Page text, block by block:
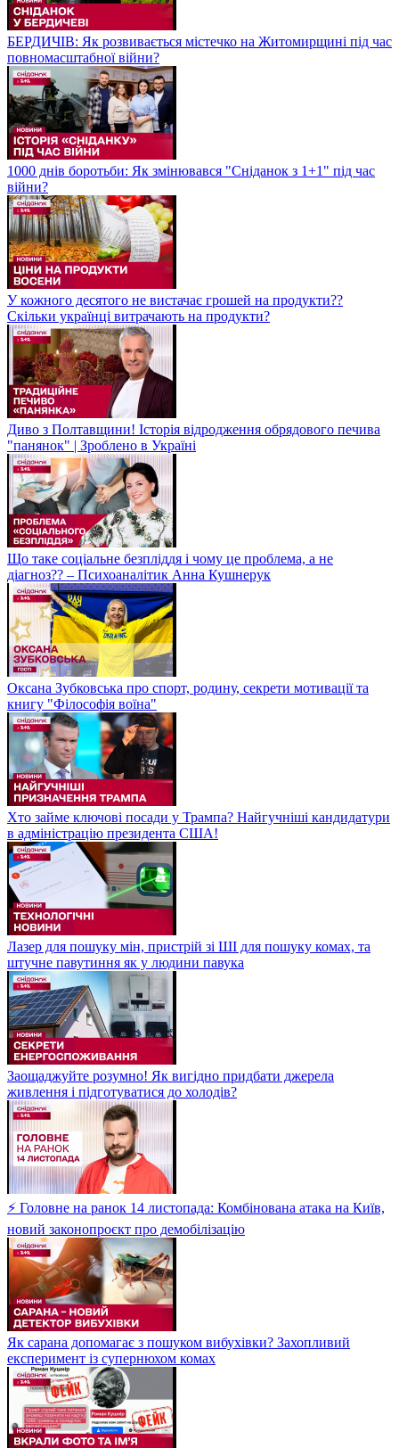
БЕРДИЧІВ: Як розвивається містечко на Житомирщині під час
повномасштабної війни?
1000 днів боротьби: Як змінювався "Сніданок з 1+1" під час
війни?
У кожного десятого не вистачає грошей на продукти??
Скільки українці витрачають на продукти?
Диво з Полтавщини! Історія відродження обрядового печива
"панянок" | Зроблено в Україні
Що таке соціальне безпліддя і чому це проблема, а не
діагноз?? – Психоаналітик Анна Кушнерук
Оксана Зубковська про спорт, родину, секрети мотивації та
книгу "Філософія воїна"
Хто займе ключові посади у Трампа? Найгучніші кандидатури
в адміністрацію президента США!
Лазер для пошуку мін, пристрій зі ШІ для пошуку комах, та
штучне павутиння як у людини павука
Заощаджуйте розумно! Як вигідно придбати джерела
живлення і підготуватися до холодів?
⚡ Головне на ранок 14 листопада: Комбінована атака на Київ,
новий законопроєкт про демобілізацію
Як сарана допомагає з пошуком вибухівки? Захопливий
експеримент із супернюхом комах